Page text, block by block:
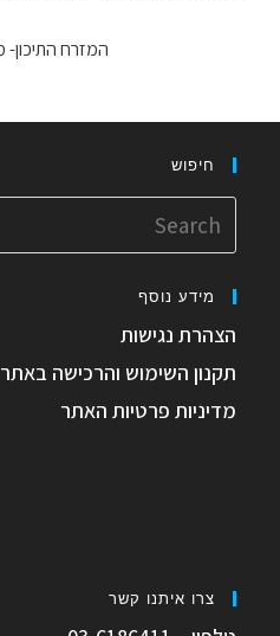
המזרח התיכון-
חיפוש
Search
for:
מידע נוסף
הצהרת נגישות
תקנון השימוש והרכישה באתר
מדיניות פרטיות האתר
צרו איתנו קשר